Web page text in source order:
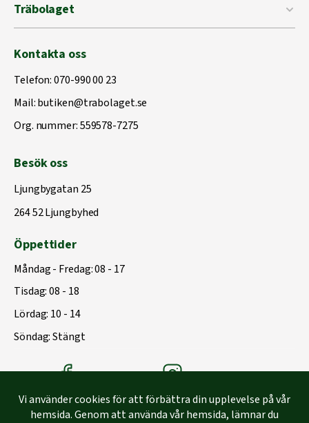
Träbolaget
Kontakta oss
Telefon:070-990 00 23
Mail:butiken@trabolaget.se
Org. nummer: 559578-7275
Besök oss
Ljungbygatan 25
264 52 Ljungbyhed
Öppettider
Måndag - Fredag: 08 - 17
Tisdag: 08 - 18
Lördag: 10 - 14
Söndag: Stängt
Träbolagets FacebookTräbolagets instagram